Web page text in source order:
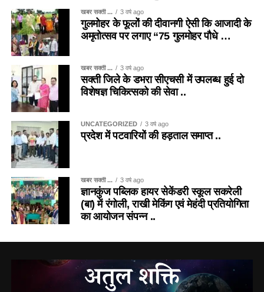
खबर सक्ती ... 3 वर्ष ago
गुलमोहर के फूलों की दीवानगी ऐसी कि आजादी के
अमृतोत्सव पर लगाए “75 गुलमोहर पौधे …
खबर सक्ती ... 3 वर्ष ago
सक्ती जिले के डभरा सीएचसी में उपलब्ध हुई दो
विशेषज्ञ चिकित्सको की सेवा ..
UNCATEGORIZED 3 वर्ष ago
प्रदेश में पटवारियों की हड़ताल समाप्त ..
खबर सक्ती ... 3 वर्ष ago
ज्ञानकुंज पब्लिक हायर सेकेंडरी स्कूल सकरेली
(बा) में रंगोली, राखी मेकिंग एवं मेहंदी प्रतियोगिता
का आयोजन संपन्न ..